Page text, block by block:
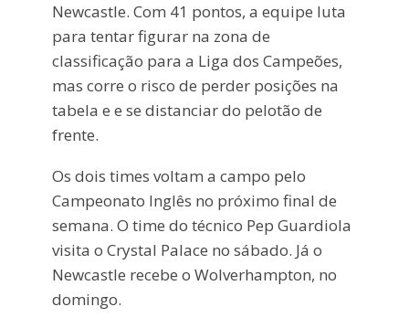
Newcastle. Com 41 pontos, a equipe luta
para tentar figurar na zona de
classificação para a Liga dos Campeões,
mas corre o risco de perder posições na
tabela e e se distanciar do pelotão de
frente.
Os dois times voltam a campo pelo
Campeonato Inglês no próximo final de
semana. O time do técnico Pep Guardiola
visita o Crystal Palace no sábado. Já o
Newcastle recebe o Wolverhampton, no
domingo.